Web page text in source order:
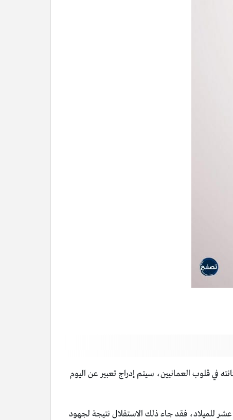
في قلوب العمانيين، سيتم إدراج تعبير عن اليوم
عشر للميلاد، فقد جاء ذلك الاستقلال نتيجة لجهود